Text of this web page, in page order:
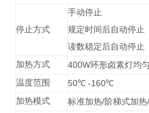
停止方式
手动停止
规定时间后自动停止
读数稳定后自动停止
加热方式
400W环形卤素灯均
温度范围
50℃ -160℃
加热模式
标准加热/阶梯式加热/